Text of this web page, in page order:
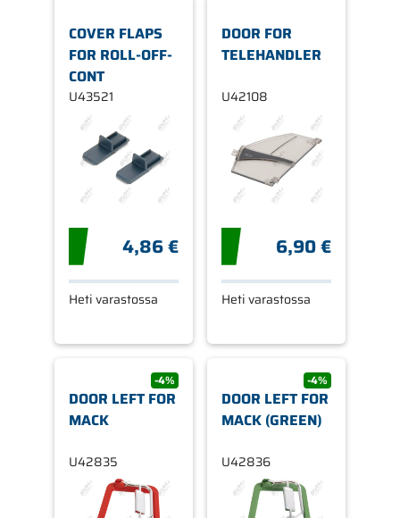
COVER FLAPS
FOR ROLL-OFF-
CONT
U43521
4,86 €
Heti varastossa
DOOR FOR
TELEHANDLER
U42108
6,90 €
Heti varastossa
-4%
DOOR LEFT FOR
MACK
U42835
-4%
DOOR LEFT FOR
MACK (GREEN)
U42836